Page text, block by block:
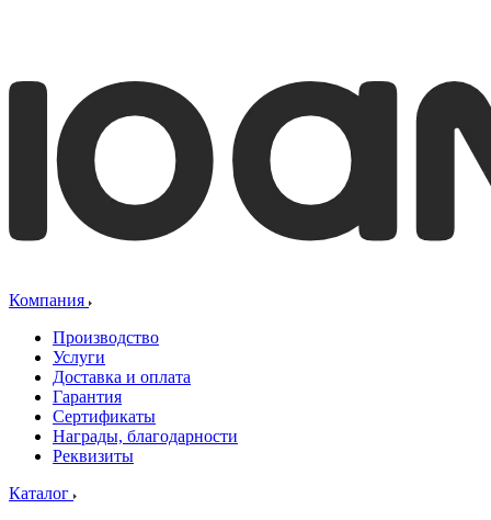
Компания
Производство
Услуги
Доставка и оплата
Гарантия
Сертификаты
Награды, благодарности
Реквизиты
Каталог